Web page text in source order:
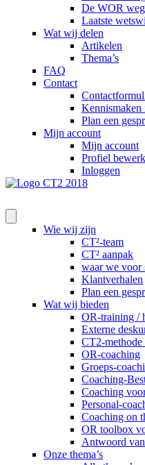
De WOR
Laatste
Wat wij delen
Artikelen
Thema’s
FAQ
Contact
Kennismaken
Plan een
Mijn account
Mijn account
Profiel
Inloggen
Wie wij zijn
CT²-team
CT² aanpak
waar we voor
Klantverhalen
Plan een
Wat wij bieden
OR-training /
Externe
CT2-methode
OR-coaching
Groeps-
Coaching-
Coaching
Personal-
Coaching on
OR toolbox
Antwoord
Onze thema’s